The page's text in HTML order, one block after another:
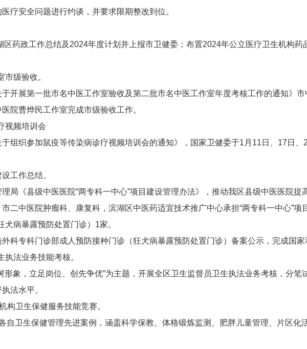
疗安全问题进行约谈，并要求限期整改到位。
药政工作总结及2024年度计划并上报市卫健委；布置2024年公立医疗卫生机构
级验收。
开展第一批市名中医工作室验收及第二批市名中医工作室年度考核工作的通知》
院曹烨民工作室完成市级验收工作。
视频培训会
组织参加鼠疫等传染病诊疗视频培训会的通知》，国家卫健委于1月11日、17日
工作总结。
局《县级中医医院“两专科一中心”项目建设管理办法》，推动我区县级中医医院
二中医院肿瘤科、康复科，滨湖区中医药适宜技术推广中心承担“两专科一中心”项
病暴露预防处置门诊）1家。
科专科门诊部成人预防接种门诊（狂犬病暴露预防处置门诊）备案公示，完成国家
法业务技能考核。
形象，立足岗位、创先争优”为主题，开展全区卫生监督员卫生执法业务考核，分
法水平。
构卫生保健服务技能竞赛。
自卫生保健管理先进案例，涵盖科学保教、体格锻炼监测、肥胖儿童管理、片区